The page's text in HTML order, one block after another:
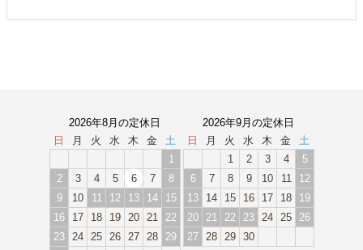
2026年8月の定休日
日
月 火 水 木 金
土
1
2
3 4 5 6 7
8
9
10 11 12 13 14
15
16
17 18 19 20 21
22
23
24 25 26 27 28
29
2026年9月の定休日
日
月 火 水 木 金
土
1
2 3 4
5
6
7 8 9 10 11
12
13
14 15 16 17 18
19
20
21 22 23 24 25
26
27
28 29 30